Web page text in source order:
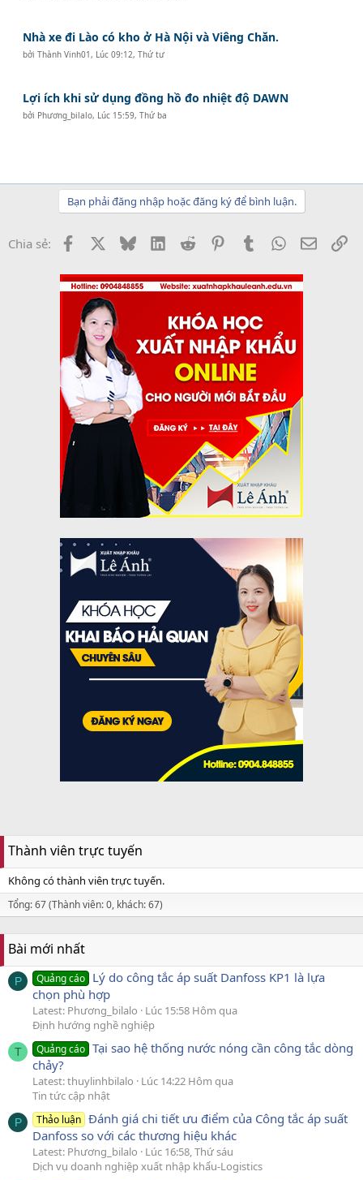
Nhà xe đi Lào có kho ở Hà Nội và Viêng Chăn.
bởiThành Vinh01 , Lúc 09:12, Thứ tư
Lợi ích khi sử dụng đồng hồ đo nhiệt độ DAWN
bởi Phương_bilalo, Lúc 15:59, Thứ ba
Bạn phải đăng nhập hoặc đăng ký để bình luận.
Chia sẻ: Facebook BlueskyLinkedInReddit PinterestTumblrWhatsApp
Email
Thành viên trực tuyến
Không có thành viên trực tuyến.
Tổng: 67 (Thành viên: 0, khách: 67)
Bài mới nhất
P Quảng cáo Lý do công tắc áp suất Danfoss KP1 là lựa
chọn phù hợp
Latest: Phương_bilalo
Lúc 15:58 Hôm qua
Định hướng nghề nghiệp
T Quảng cáo Tại sao hệ thống nước nóng cần công tắc dòng
chảy?
Latest: thuylinhbilalo
Lúc 14:22 Hôm qua
Tin tức cập nhật
P Thảo luận Đánh giá chi tiết ưu điểm của Công tắc áp suất
Danfoss so với các thương hiệu khác
Latest: Phương_bilalo
Lúc 16:58, Thứ sáu
Dịch vụ doanh nghiệp xuất nhập khẩu-Logistics